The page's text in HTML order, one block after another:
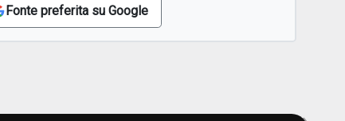
Fonte preferita su Google